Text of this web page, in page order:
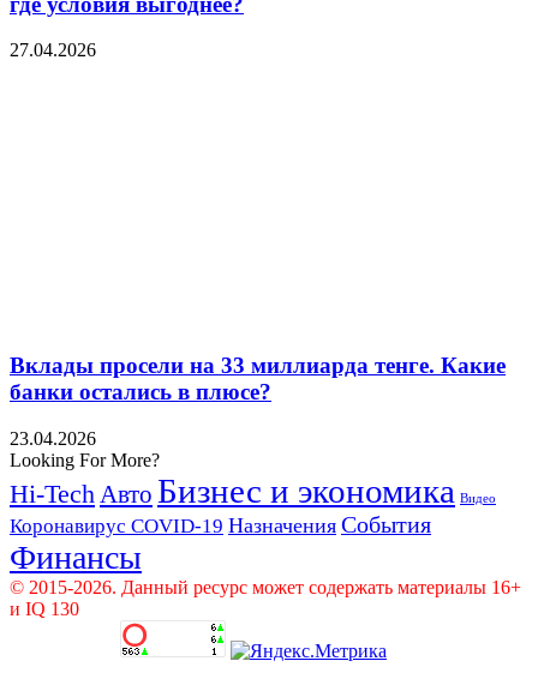
27.04.2026
Вклады просели на 33 миллиарда тенге. Какие
банки остались в плюсе?
23.04.2026
Looking For More?
Hi-Tech Авто Бизнес и экономика Видео
Коронавирус COVID-19 Назначения События
Финансы
© 2015-2026. Данный ресурс может содержать материалы 16+
и IQ 130